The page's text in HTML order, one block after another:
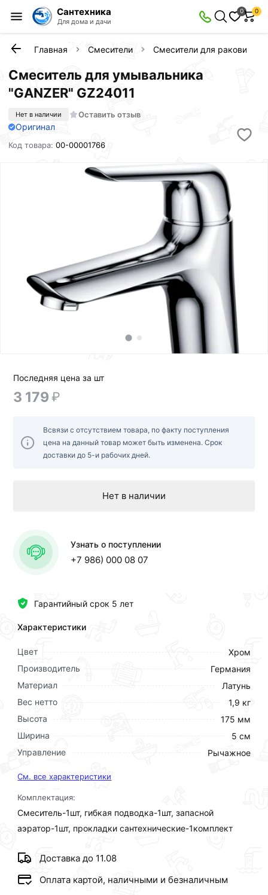
Сантехника
Для дома и дачи
0 0
Главная Смесители Смесители для раковины
Смеситель для умывальника
"GANZER" GZ24011
Нет в наличии Оставить отзыв
Оригинал
Код товара:00-00001766
Гарантийный срок 5 лет
Характеристики
Цвет
Хром
Производитель
Германия
Материал
Латунь
Вес нетто
1,9 кг
Высота
175 мм
Ширина
5 см
Управление
Рычажное
См. все характеристики
Комплектация:
Смеситель-1шт, гибкая подводка-1шт, запасной
аэратор-1шт, прокладки сантехнические-1комплект
Доставка до 11.08
Оплата картой, наличными и безналичным
Последняя цена за шт
3 179 ₽
Всвязи с отсутствием товара, по факту поступления
цена на данный товар может быть изменена. Срок
доставки до 5-и рабочих дней.
Нет в наличии
Узнать о поступлении
+7 986) 000 08 07